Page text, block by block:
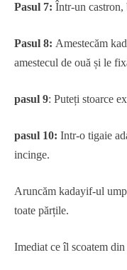
Pasul 7: Într-un castron,
Pasul 8: Amestecăm
amestecul de ouă și le
pasul 9: Puteți stoarce
pasul 10: Intr-o tigaie
incinge.
Aruncăm kadayif-ul
toate părțile.
Imediat ce îl scoatem